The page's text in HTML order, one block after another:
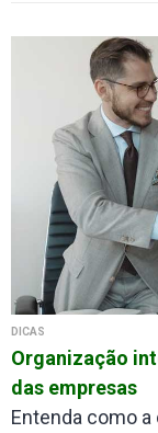
DICAS
Organização
das empresas
Entenda como